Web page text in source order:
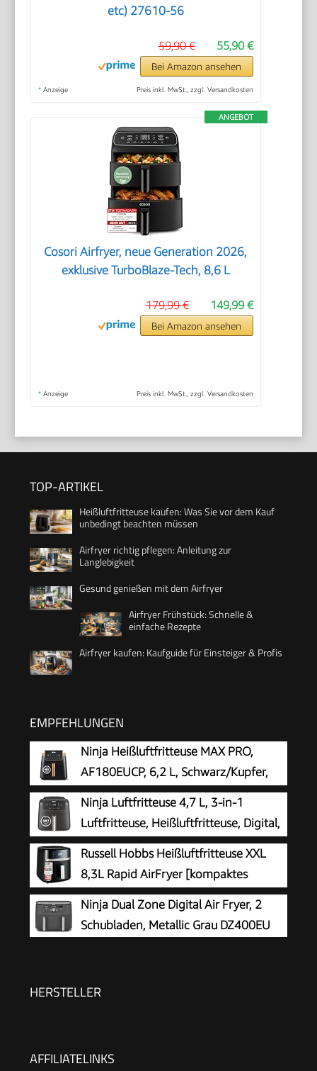
etc) 27610-56
55,90 €
59,90 €
Bei Amazon ansehen
* Anzeige Preis inkl. MwSt., zzgl. Versandkosten
ANGEBOT
Cosori Airfryer, neue Generation 2026,
exklusive TurboBlaze-Tech, 8,6 L
149,99 €
179,99 €
Bei Amazon ansehen
* Anzeige Preis inkl. MwSt., zzgl. Versandkosten
TOP-ARTIKEL
Heißluftfritteuse kaufen: Was Sie vor dem Kauf
unbedingt beachten müssen
Airfryer richtig pflegen: Anleitung zur
Langlebigkeit
Gesund genießen mit dem Airfryer
Airfryer Frühstück: Schnelle &
einfache Rezepte
Airfryer kaufen: Kaufguide für Einsteiger & Profis
EMPFEHLUNGEN
Ninja Heißluftfritteuse MAX PRO,
AF180EUCP, 6,2 L, Schwarz/Kupfer,
ölfrei
Ninja Luftfritteuse 4,7 L, 3-in-1
Luftfritteuse, Heißluftfritteuse, Digital,
Antihaft-Fritteuse, 2000 W, Schwarz
Russell Hobbs Heißluftfritteuse XXL
8,3L Rapid AirFryer [kompaktes
Gehäuse, sehr leise, Pizza Ø 26cm]
SatisFry (9 Programme, spülmaschinenfest,
Fritteuse ohne Öl, TouchScreen,Grillen,Backen)
Ninja Dual Zone Digital Air Fryer, 2
Schubladen, Metallic Grau DZ400EU
HERSTELLER
AFFILIATELINKS